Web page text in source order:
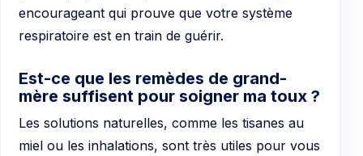
encourageant qui prouve que votre système
respiratoire est en train de guérir.
Est-ce que les remèdes de grand-
mère suffisent pour soigner ma toux ?
Les solutions naturelles, comme les tisanes au
miel ou les inhalations, sont très utiles pour vous